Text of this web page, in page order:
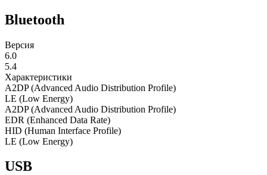
Bluetooth
Версия
6.0
5.4
Характеристики
A2DP (Advanced Audio Distribution Profile)
LE (Low Energy)
A2DP (Advanced Audio Distribution Profile)
EDR (Enhanced Data Rate)
HID (Human Interface Profile)
LE (Low Energy)
USB